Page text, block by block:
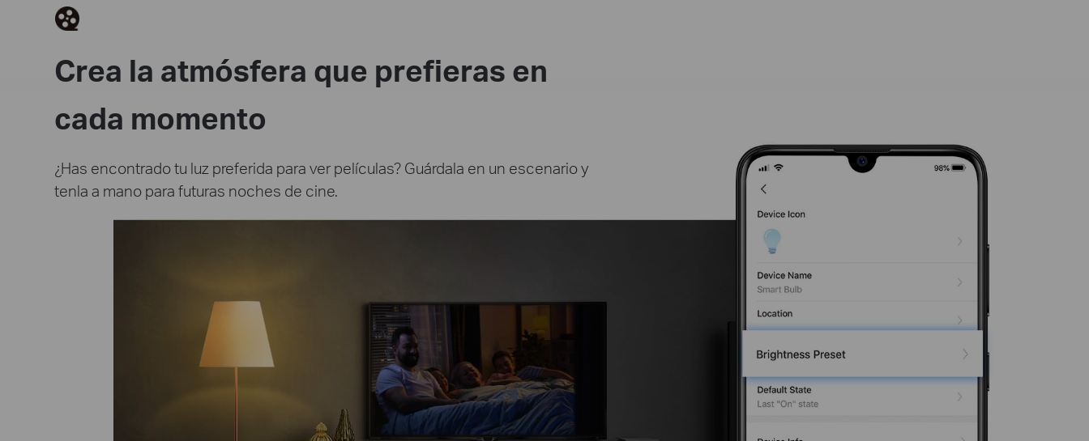
Crea la atmósfera que prefieras en
cada momento
¿Has encontrado tu luz preferida para ver películas? Guárdala en un escenario y
tenla a mano para futuras noches de cine.